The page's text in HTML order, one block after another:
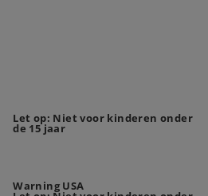
Let op: Niet voor kinderen onder
de 15 jaar
Warning USA